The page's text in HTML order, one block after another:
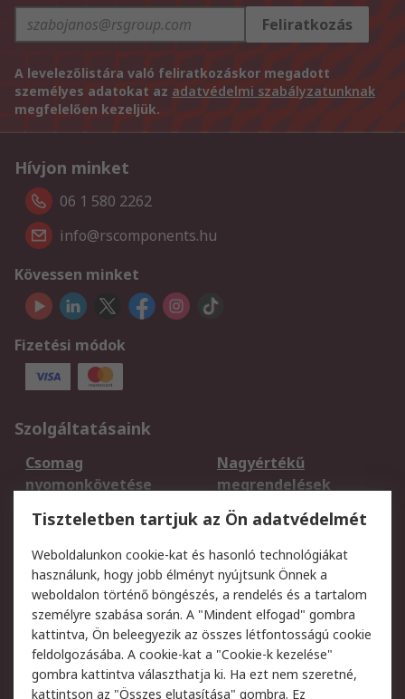
Feliratkozás
A levelezőlistára való feliratkozáskor megadott
személyes adatokat az adatvédelmi szabályzatunknak
megfelelően kezeljük.
Hívjon minket
06 1 580 2262
info@rscomponents.hu
Kövessen minket
Fizetési módok
Szolgáltatásaink
Csomag
nyomonkövetése
Nagyértékű
megrendelések
Regisztráció
Szállítás
Termékvisszaküldés
Szolgáltatások
Jogi
Adatvédelmi
szabályzat
Az RS értékesítési
feltételei
Cookie szabályzat
Email biztonság
Tiszteletben tartjuk az Ön adatvédelmét
Weboldalunkon cookie-kat és hasonló technológiákat
használunk, hogy jobb élményt nyújtsunk Önnek a
weboldalon történő böngészés, a rendelés és a tartalom
személyre szabása során. A "Mindent elfogad" gombra
kattintva, Ön beleegyezik az összes létfontosságú cookie
feldolgozásába. A cookie-kat a "Cookie-k kezelése"
gombra kattintva választhatja ki. Ha ezt nem szeretné,
kattintson az "Összes elutasítása" gombra. Ez